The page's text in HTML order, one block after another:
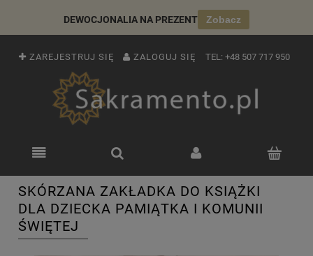
DEWOCJONALIA NA PREZENT Zobacz
ZAREJESTRUJ SIĘ ZALOGUJ SIĘ TEL: +48 507 717 950
SKÓRZANA ZAKŁADKA DO KSIĄŻKI
DLA DZIECKA PAMIĄTKA I KOMUNII
ŚWIĘTEJ